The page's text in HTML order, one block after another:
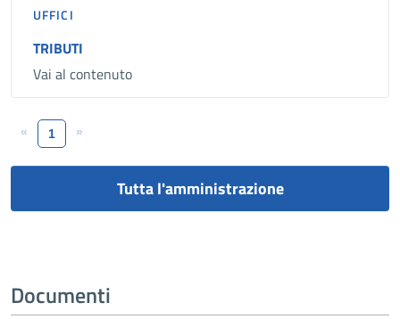
UFFICI
TRIBUTI
Vai al contenuto
« 1 »
Tutta l'amministrazione
Documenti